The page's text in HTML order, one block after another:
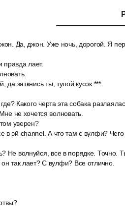
Да, джон. Уже ночь, дорогой. Я
правда лает.
да заткнись ты, тупой кусок ***.
Какого черта эта собака
не хочется волновать.
уверен?
эй channel. А что там с вулфи? Чего
Не волнуйся, все в порядке. Точно.
так лает? С вулфи? Все отлично.